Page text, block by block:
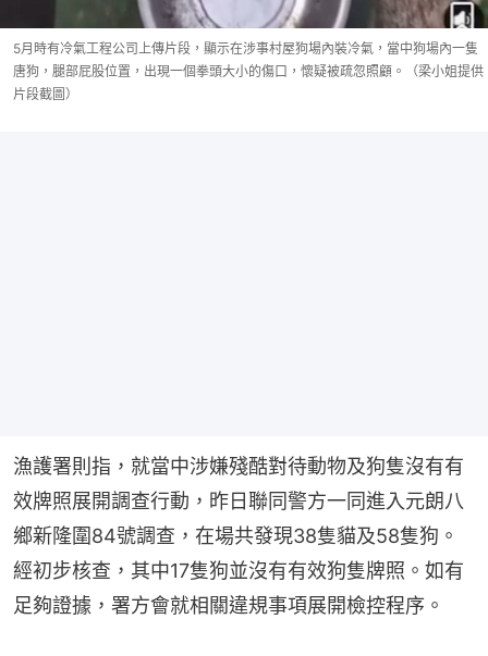
5月時有冷氣工程公司上傳片段，顯示在涉事村屋狗場內裝冷氣，當中狗場內一隻
唐狗，腿部屁股位置，出現一個拳頭大小的傷口，懷疑被疏忽照顧。（梁小姐提供
片段截圖）
漁護署則指，就當中涉嫌殘酷對待動物及狗隻沒有有
效牌照展開調查行動，昨日聯同警方一同進入元朗八
鄉新隆圍84號調查，在場共發現38隻貓及58隻狗。
經初步核查，其中17隻狗並沒有有效狗隻牌照。如有
足夠證據，署方會就相關違規事項展開檢控程序。